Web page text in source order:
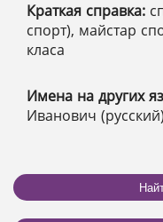
Краткая справка:
спорт), майстар
класа
Имена на других
Иванович